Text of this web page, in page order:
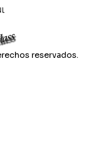
reservados.